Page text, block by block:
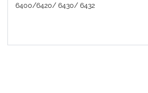
6400/6420/ 6430/ 6432